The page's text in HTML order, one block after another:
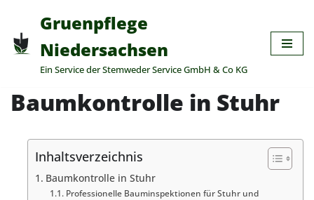
Zum
Inhalt
springen
Gruenpflege
Niedersachsen
Ein Service der Stemweder Service GmbH & Co KG
Baumkontrolle in Stuhr
Inhaltsverzeichnis
Baumkontrolle in Stuhr
Professionelle Bauminspektionen für Stuhr und